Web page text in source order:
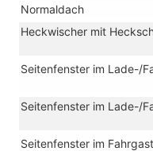
Normaldach
Heckwischer mit
Seitenfenster im Lade-/
Seitenfenster im Lade-/
Seitenfenster im